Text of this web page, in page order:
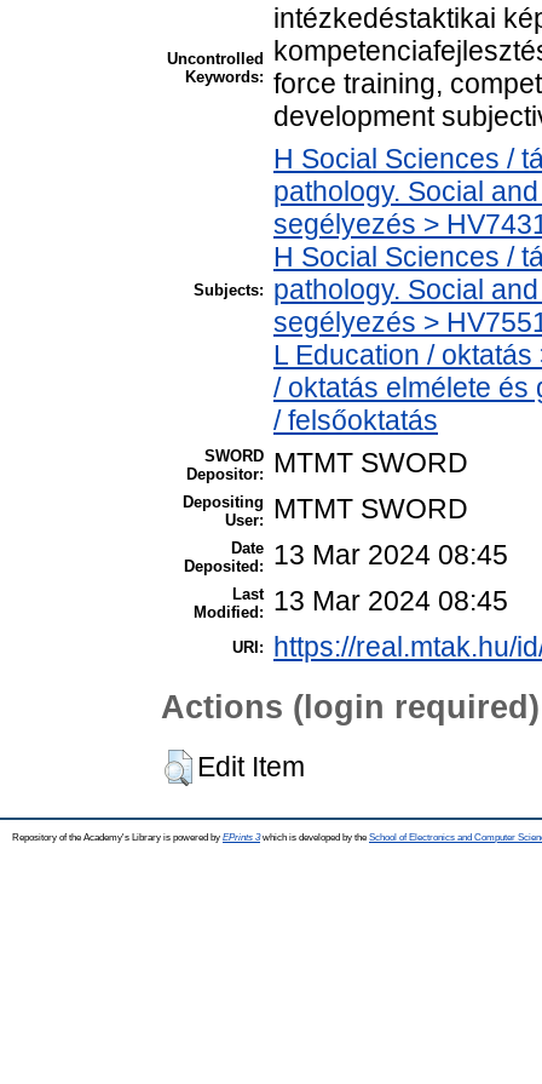
Uncontrolled
Keywords:
intézkedéstaktikai
force training,
development
Subjects:
H Social Sciences /
pathology. Social
segélyezés >
H Social Sciences /
pathology. Social
segélyezés >
L Education /
/ oktatás elmélete és
/ felsőoktatás
SWORD
Depositor:
MTMT SWORD
Depositing
User:
MTMT SWORD
Date
Deposited:
13 Mar 2024 08:45
Last
Modified:
13 Mar 2024 08:45
URI: https://real.mtak.hu/
Actions (login required)
Edit Item
Repository of the Academy's Library is powered by EPrints 3which is developed by the School of Electronics and Computer